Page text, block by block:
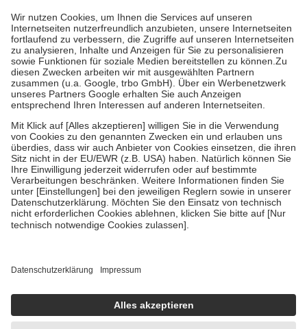
höchstens zehn Euro.
Es sind jedoch nie mehr als die tatsächlichen
Kosten der Leistung zu entrichten.
Diese Regeln gelten grundsätzlich auch für Online-Apotheken.
Bei Heilmitteln und häuslicher Krankenpflege beträgt die
Zuzahlung zehn Prozent der Kosten sowie zehn Euro je
Verordnung.
Um das Engagement der Versicherten für ihre eigene Gesundheit zu
stärken und die besondere Stellung der Familie zu unterstützen,
fallenkeine Zuzahlungenan bei:
• Kindern und Jugendlichen bis zum vollendeten 18. Lebensjahr
mit Ausnahme der Fahrkosten
• Untersuchungen zur Vorsorge und Früherkennung, die von der
GKV getragen werden
• empfohlenen Schutzimpfungen
• Harn- und Blutteststreifen
getroffen, um sicherzustellen, dass es sich um echte Bewertungen
https://help.etrusted.com/hc/de/articles/4419944605341
Einige Bilder und Inhalte wurden unter Zuhilfenahme künstlicher